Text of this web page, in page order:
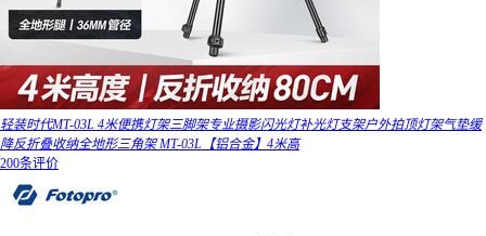
轻装时代MT-03L 4米便携灯架三脚架专业摄影闪光灯补光灯支架户外拍顶灯架气垫缓
降反折叠收纳全地形三角架 MT-03L【铝合金】4米高
200条评价